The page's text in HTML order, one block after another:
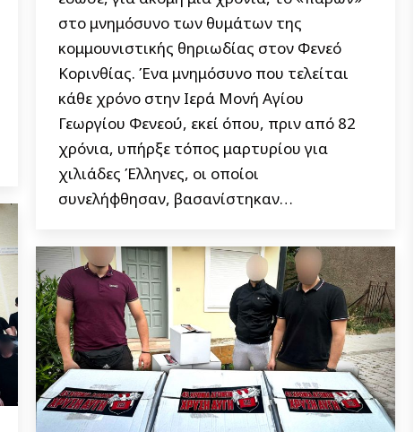
στο μνημόσυνο των θυμάτων της
κομμουνιστικής θηριωδίας στον Φενεό
Κορινθίας. Ένα μνημόσυνο που τελείται
κάθε χρόνο στην Ιερά Μονή Αγίου
Γεωργίου Φενεού, εκεί όπου, πριν από 82
χρόνια, υπήρξε τόπος μαρτυρίου για
χιλιάδες Έλληνες, οι οποίοι
συνελήφθησαν, βασανίστηκαν…